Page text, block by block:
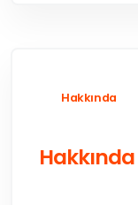
Hakkında
Hakkında